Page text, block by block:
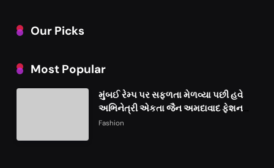
Our Picks
Most Popular
મુંબઈ રેમ્પ પર સફળતા મેળવ્યા પછી હવે
અભિનેત્રી એકતા જૈન અમદાવાદ ફેશન
વીકમાં પોતાની પ્રતિભા પ્રદર્શિત કરશે
Fashion